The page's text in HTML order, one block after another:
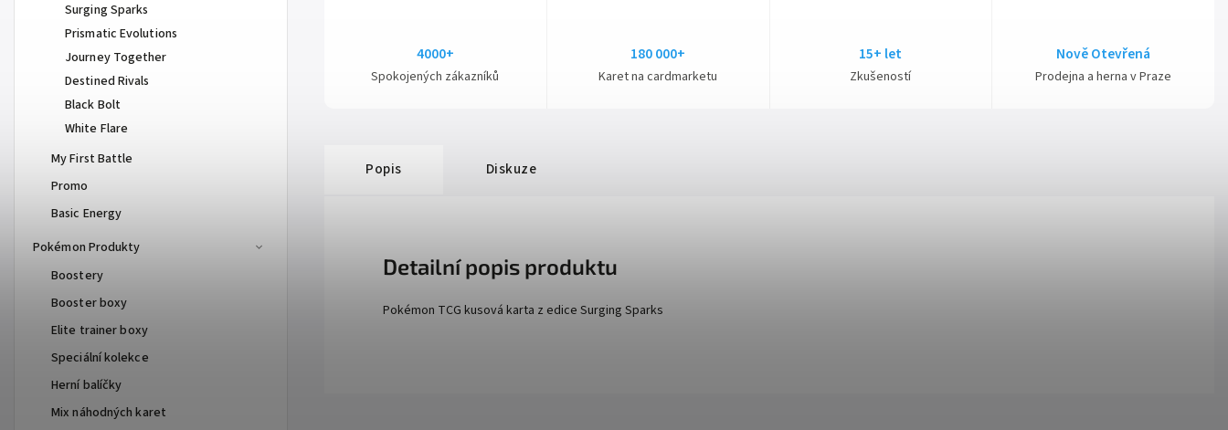
Surging Sparks
Prismatic Evolutions
Journey Together
Destined Rivals
Black Bolt
White Flare
My First Battle
Promo
Basic Energy
Pokémon Produkty
Boostery
Booster boxy
Elite trainer boxy
Speciální kolekce
Herní balíčky
Mix náhodných karet
4000+
Spokojených zákazníků
180 000+
Karet na cardmarketu
15+ let
Zkušeností
Nově Otevřená
Prodejna a herna v Praze
Popis Diskuze
Detailní popis produktu
Pokémon TCG kusová karta z edice Surging Sparks